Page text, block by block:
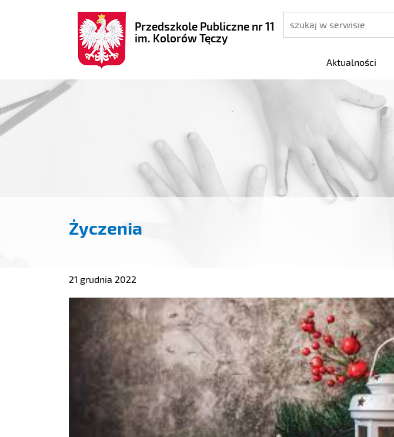
Przedszkole Publiczne nr 11
im. Kolorów Tęczy
szukaj
Aktualności
Życzenia
21 grudnia 2022